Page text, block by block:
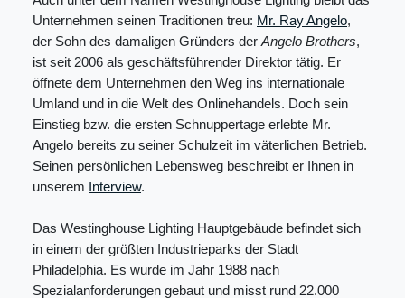
Unternehmen seinen Traditionen treu: Mr. Ray Angelo,
der Sohn des damaligen Gründers der Angelo Brothers,
ist seit 2006 als geschäftsführender Direktor tätig. Er
öffnete dem Unternehmen den Weg ins internationale
Umland und in die Welt des Onlinehandels. Doch sein
Einstieg bzw. die ersten Schnuppertage erlebte Mr.
Angelo bereits zu seiner Schulzeit im väterlichen Betrieb.
Seinen persönlichen Lebensweg beschreibt er Ihnen in
unserem Interview.
Das Westinghouse Lighting Hauptgebäude befindet sich
in einem der größten Industrieparks der Stadt
Philadelphia. Es wurde im Jahr 1988 nach
Spezialanforderungen gebaut und misst rund 22.000